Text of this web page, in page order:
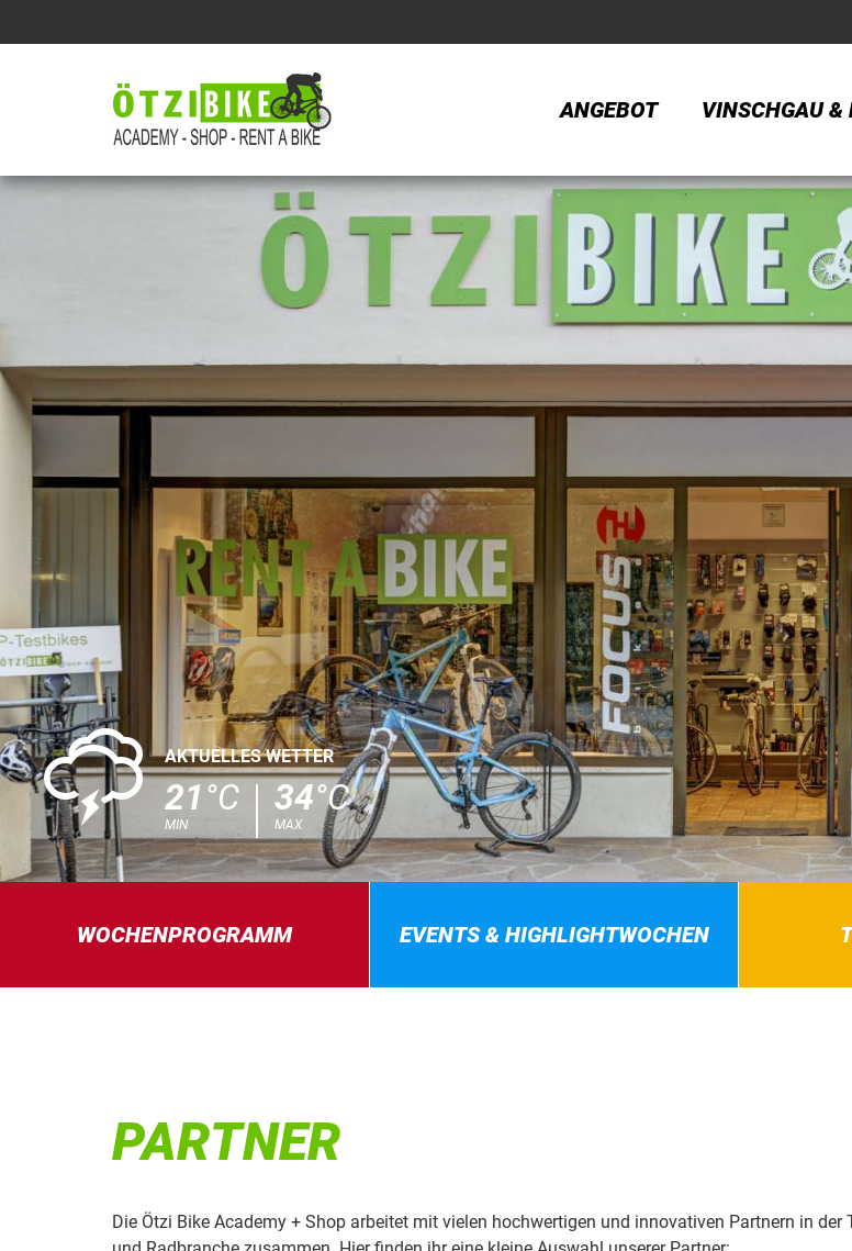
ANGEBOT VINSCHGAU &
0 AKTUELLES WETTER
21°C
MIN
34°C
MAX
WOCHENPROGRAMM EVENTS & HIGHLIGHTWOCHEN
PARTNER
Die Ötzi Bike Academy + Shop arbeitet mit vielen hochwertigen und innovativen Partnern in der